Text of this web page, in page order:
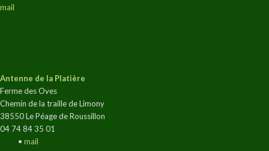
mail
Antenne de la Platière
Ferme des Oves
Chemin de la traille de Limony
38550 Le Péage de Roussillon
04 74 84 35 01
• mail